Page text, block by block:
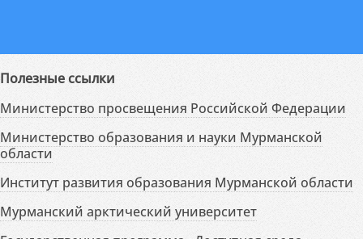
Полезные ссылки
Министерство просвещения Российской Федерации
Министерство образования и науки Мурманской
области
Институт развития образования Мурманской области
Мурманский арктический университет